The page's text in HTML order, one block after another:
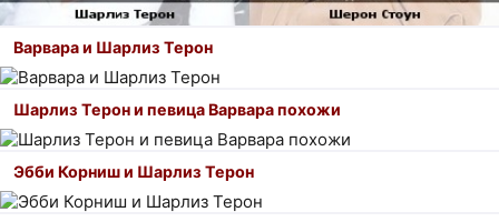
Варвара и Шарлиз Терон
Шарлиз Терон и певица Варвара похожи
Эбби Корниш и Шарлиз Терон